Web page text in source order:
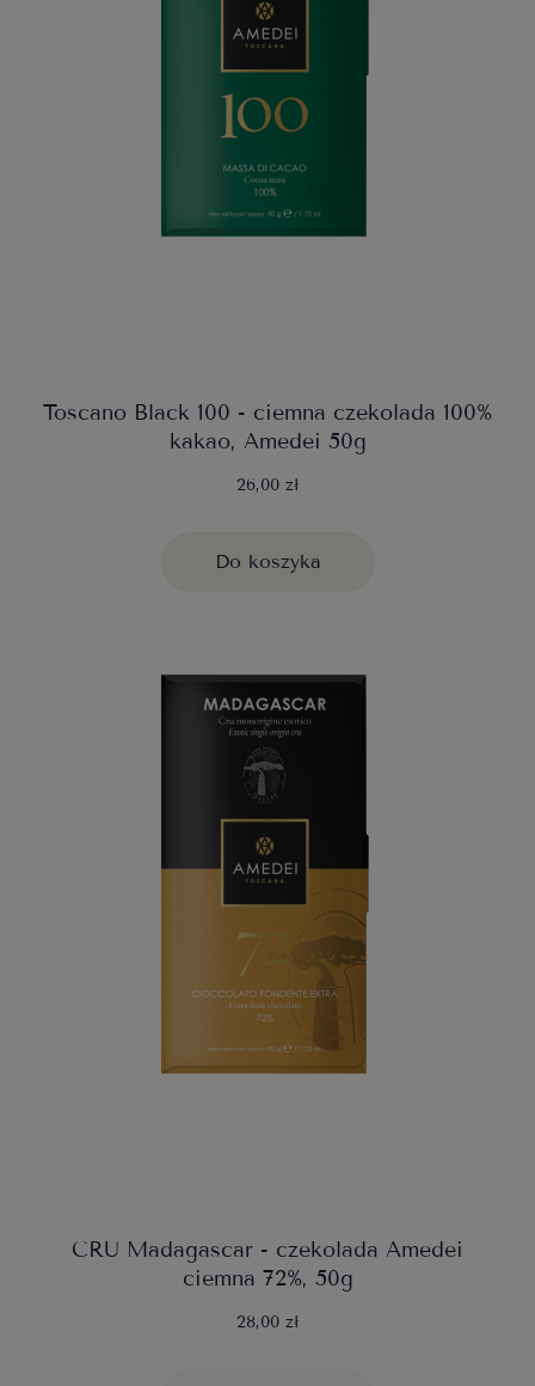
Toscano Black 100 - ciemna czekolada 100%
kakao, Amedei 50g
26,00 zł
Do koszyka
CRU Madagascar - czekolada Amedei
ciemna 72%, 50g
28,00 zł